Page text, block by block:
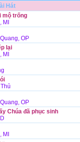
Hát
mộ trống
OP
lại
OP
Chúa đã phục sinh